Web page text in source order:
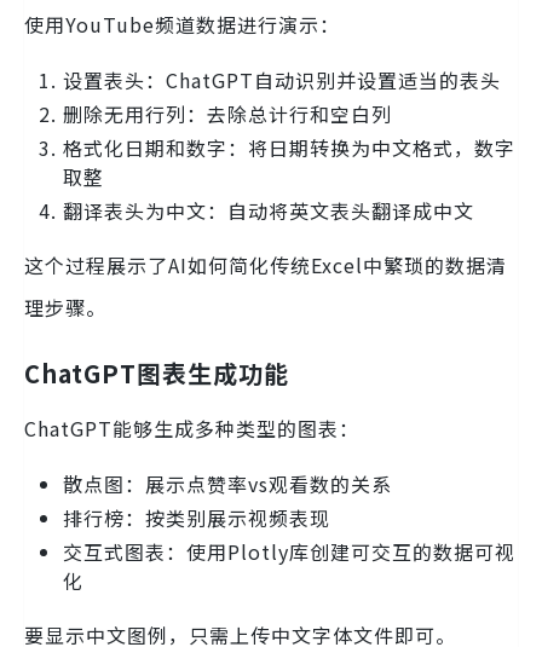
使用YouTube频道数据进行演示：
设置表头：ChatGPT自动识别并设置适当的表头
删除无用行列：去除总计行和空白列
格式化日期和数字：将日期转换为中文格式，数字
取整
翻译表头为中文：自动将英文表头翻译成中文
这个过程展示了AI如何简化传统Excel中繁琐的数据清
理步骤。
ChatGPT图表生成功能
ChatGPT能够生成多种类型的图表：
散点图：展示点赞率vs观看数的关系
排行榜：按类别展示视频表现
交互式图表：使用Plotly库创建可交互的数据可视
化
要显示中文图例，只需上传中文字体文件即可。